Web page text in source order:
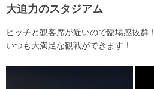
大迫力のスタジアム
ピッチと観客席が近いので臨場感抜群！
いつも大満足な観戦ができます！